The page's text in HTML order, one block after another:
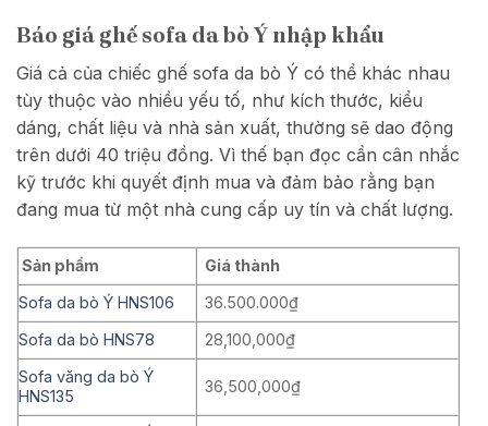
Báo giá ghế sofa da bò Ý nhập khẩu
Giá cả của chiếc ghế sofa da bò Ý có thể khác nhau
tùy thuộc vào nhiều yếu tố, như kích thước, kiểu
dáng, chất liệu và nhà sản xuất, thường sẽ dao động
trên dưới 40 triệu đồng. Vì thế bạn đọc cần cân nhắc
kỹ trước khi quyết định mua và đảm bảo rằng bạn
đang mua từ một nhà cung cấp uy tín và chất lượng.
Sản phẩm
Giá thành
Sofa da bò Ý HNS106
36.500.000₫
Sofa da bò HNS78
28,100,000₫
Sofa văng da bò Ý
HNS135
36,500,000₫